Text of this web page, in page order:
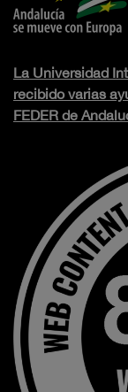
La Universidad
recibido varias
FEDER de